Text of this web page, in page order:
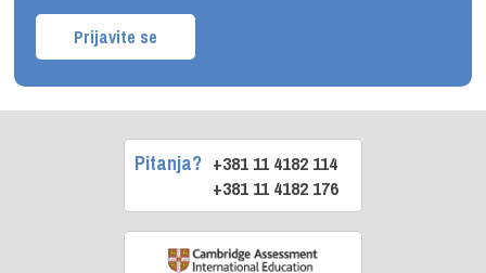
Prijavite se
Pitanja? +381 11 4182 114
+381 11 4182 176